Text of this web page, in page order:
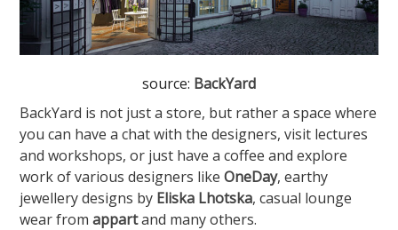
source: BackYard
BackYard is not just a store, but rather a space where
you can have a chat with the designers, visit lectures
and workshops, or just have a coffee and explore
work of various designers likeOneDay, earthy
jewellery designs by Eliska Lhotska, casual lounge
wear fromappartand many others.